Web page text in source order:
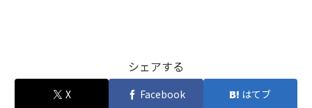
シェアする
X Facebook はてブ